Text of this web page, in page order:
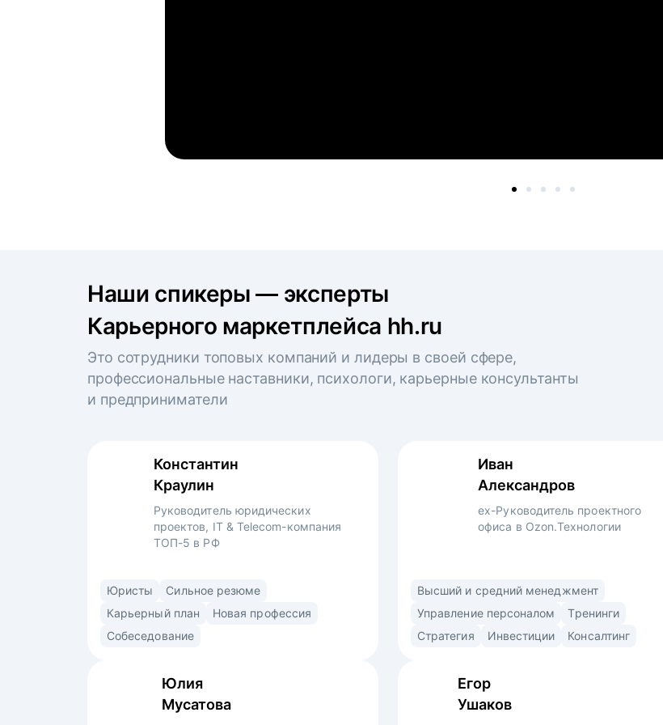
Наши спикеры — эксперты
Карьерного маркетплейса hh.ru
Это сотрудники топовых компаний и лидеры в своей сфере,
профессиональные наставники, психологи, карьерные консультанты
и предприниматели
Константин
Краулин
Руководитель юридических
проектов, IT & Telecom-компания
ТОП-5 в РФ
6 лет успешного опыта в юридическом
департаменте в 4-х компаниях.
путь от второкурсника-стажера
проектов в крупнейшей IT&телеком-
Юристы
Сильное резюме
Карьерный план
Новая профессия
Собеседование
Юлия
Мусатова
Иван
Александров
ex-Руководитель проектного
офиса в Ozon.Технологии
Профессиональный управленец,
преподаватель и консультант. Использую
в найме. Знаю ожидания рекрутеров,
компаний. • Выстраиваю сторителлинг
в резюме и самопрезентации для раскрытия
Высший и средний менеджмент
Управление персоналом
Тренинги
Стратегия
Инвестиции Консалтинг
Егор
Ушаков